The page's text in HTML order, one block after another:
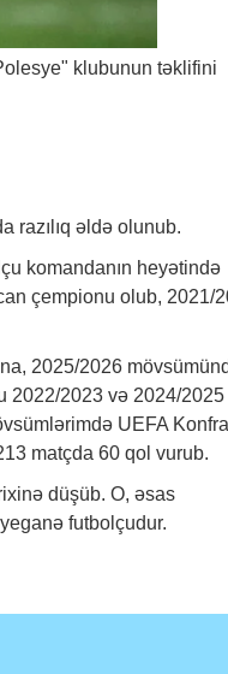
klubunun təklifini
razılıq əldə olunub.
komandanın heyətində
çempionu olub, 2021/
2025/2026
2022/2023 və 2024/2025
UEFA
matçda 60 qol vurub.
düşüb. O, əsas
futbolçudur.